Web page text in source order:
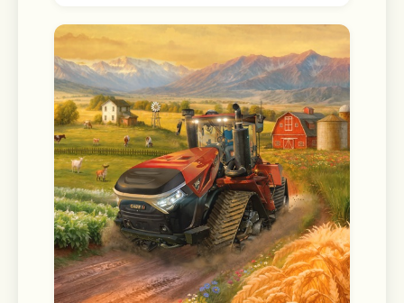
7.超粉团自动续费协议：
https://ppg.viviv.com/doodle/xaOHTsAQ.html
8.隐私政策：
https://www.kuaishou.com/about/policy?
tab=privacy